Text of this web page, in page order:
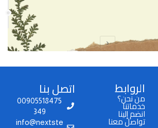
الروابط
من نحن؟
خدماتنا
انضم إلينا
تواصل معنا
اتصل بنا
00905518475
349
info@nextste